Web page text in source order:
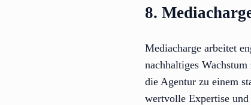
8.
Mediacharge arbeitet
nachhaltiges
die Agentur zu einem
wertvolle Expertise